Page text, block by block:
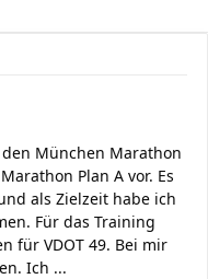
München Marathon
Plan A vor. Es
als Zielzeit habe ich
Für das Training
für VDOT 49. Bei mir
Ich ...